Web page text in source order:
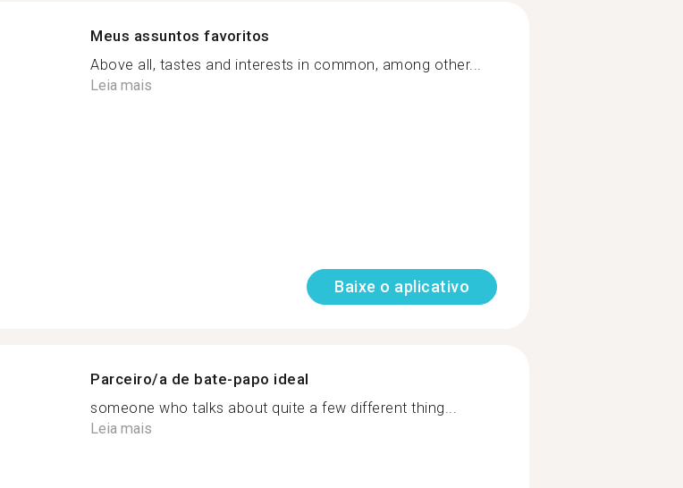
Meus assuntos favoritos
Above all, tastes and interests in common, among other...
Leia mais
Baixe o aplicativo
Parceiro/a de bate-papo ideal
someone who talks about quite a few different thing...
Leia mais